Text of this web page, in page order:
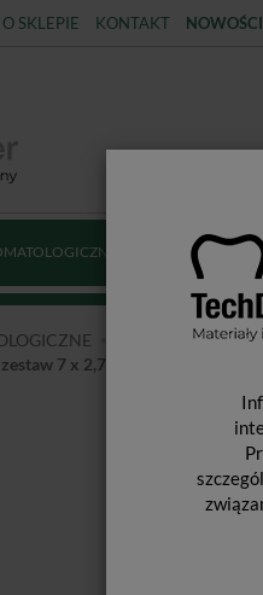
O SKLEPIE KONTAKT NOWOŚCI
DEZYNFEKCJA
MATERIAŁY
7 x 2,7ml